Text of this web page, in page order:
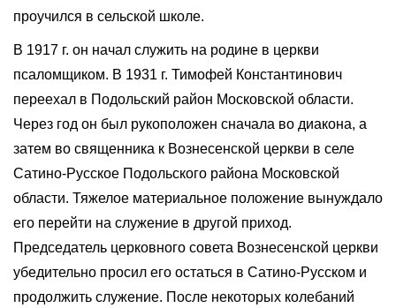
проучился в сельской школе.
В 1917 г. он начал служить на родине в церкви
псаломщиком. В 1931 г. Тимофей Константинович
переехал в Подольский район Московской области.
Через год он был рукоположен сначала во диакона, а
затем во священника к Вознесенской церкви в селе
Сатино-Русское Подольского района Московской
области. Тяжелое материальное положение вынуждало
его перейти на служение в другой приход.
Председатель церковного совета Вознесенской церкви
убедительно просил его остаться в Сатино-Русском и
продолжить служение. После некоторых колебаний